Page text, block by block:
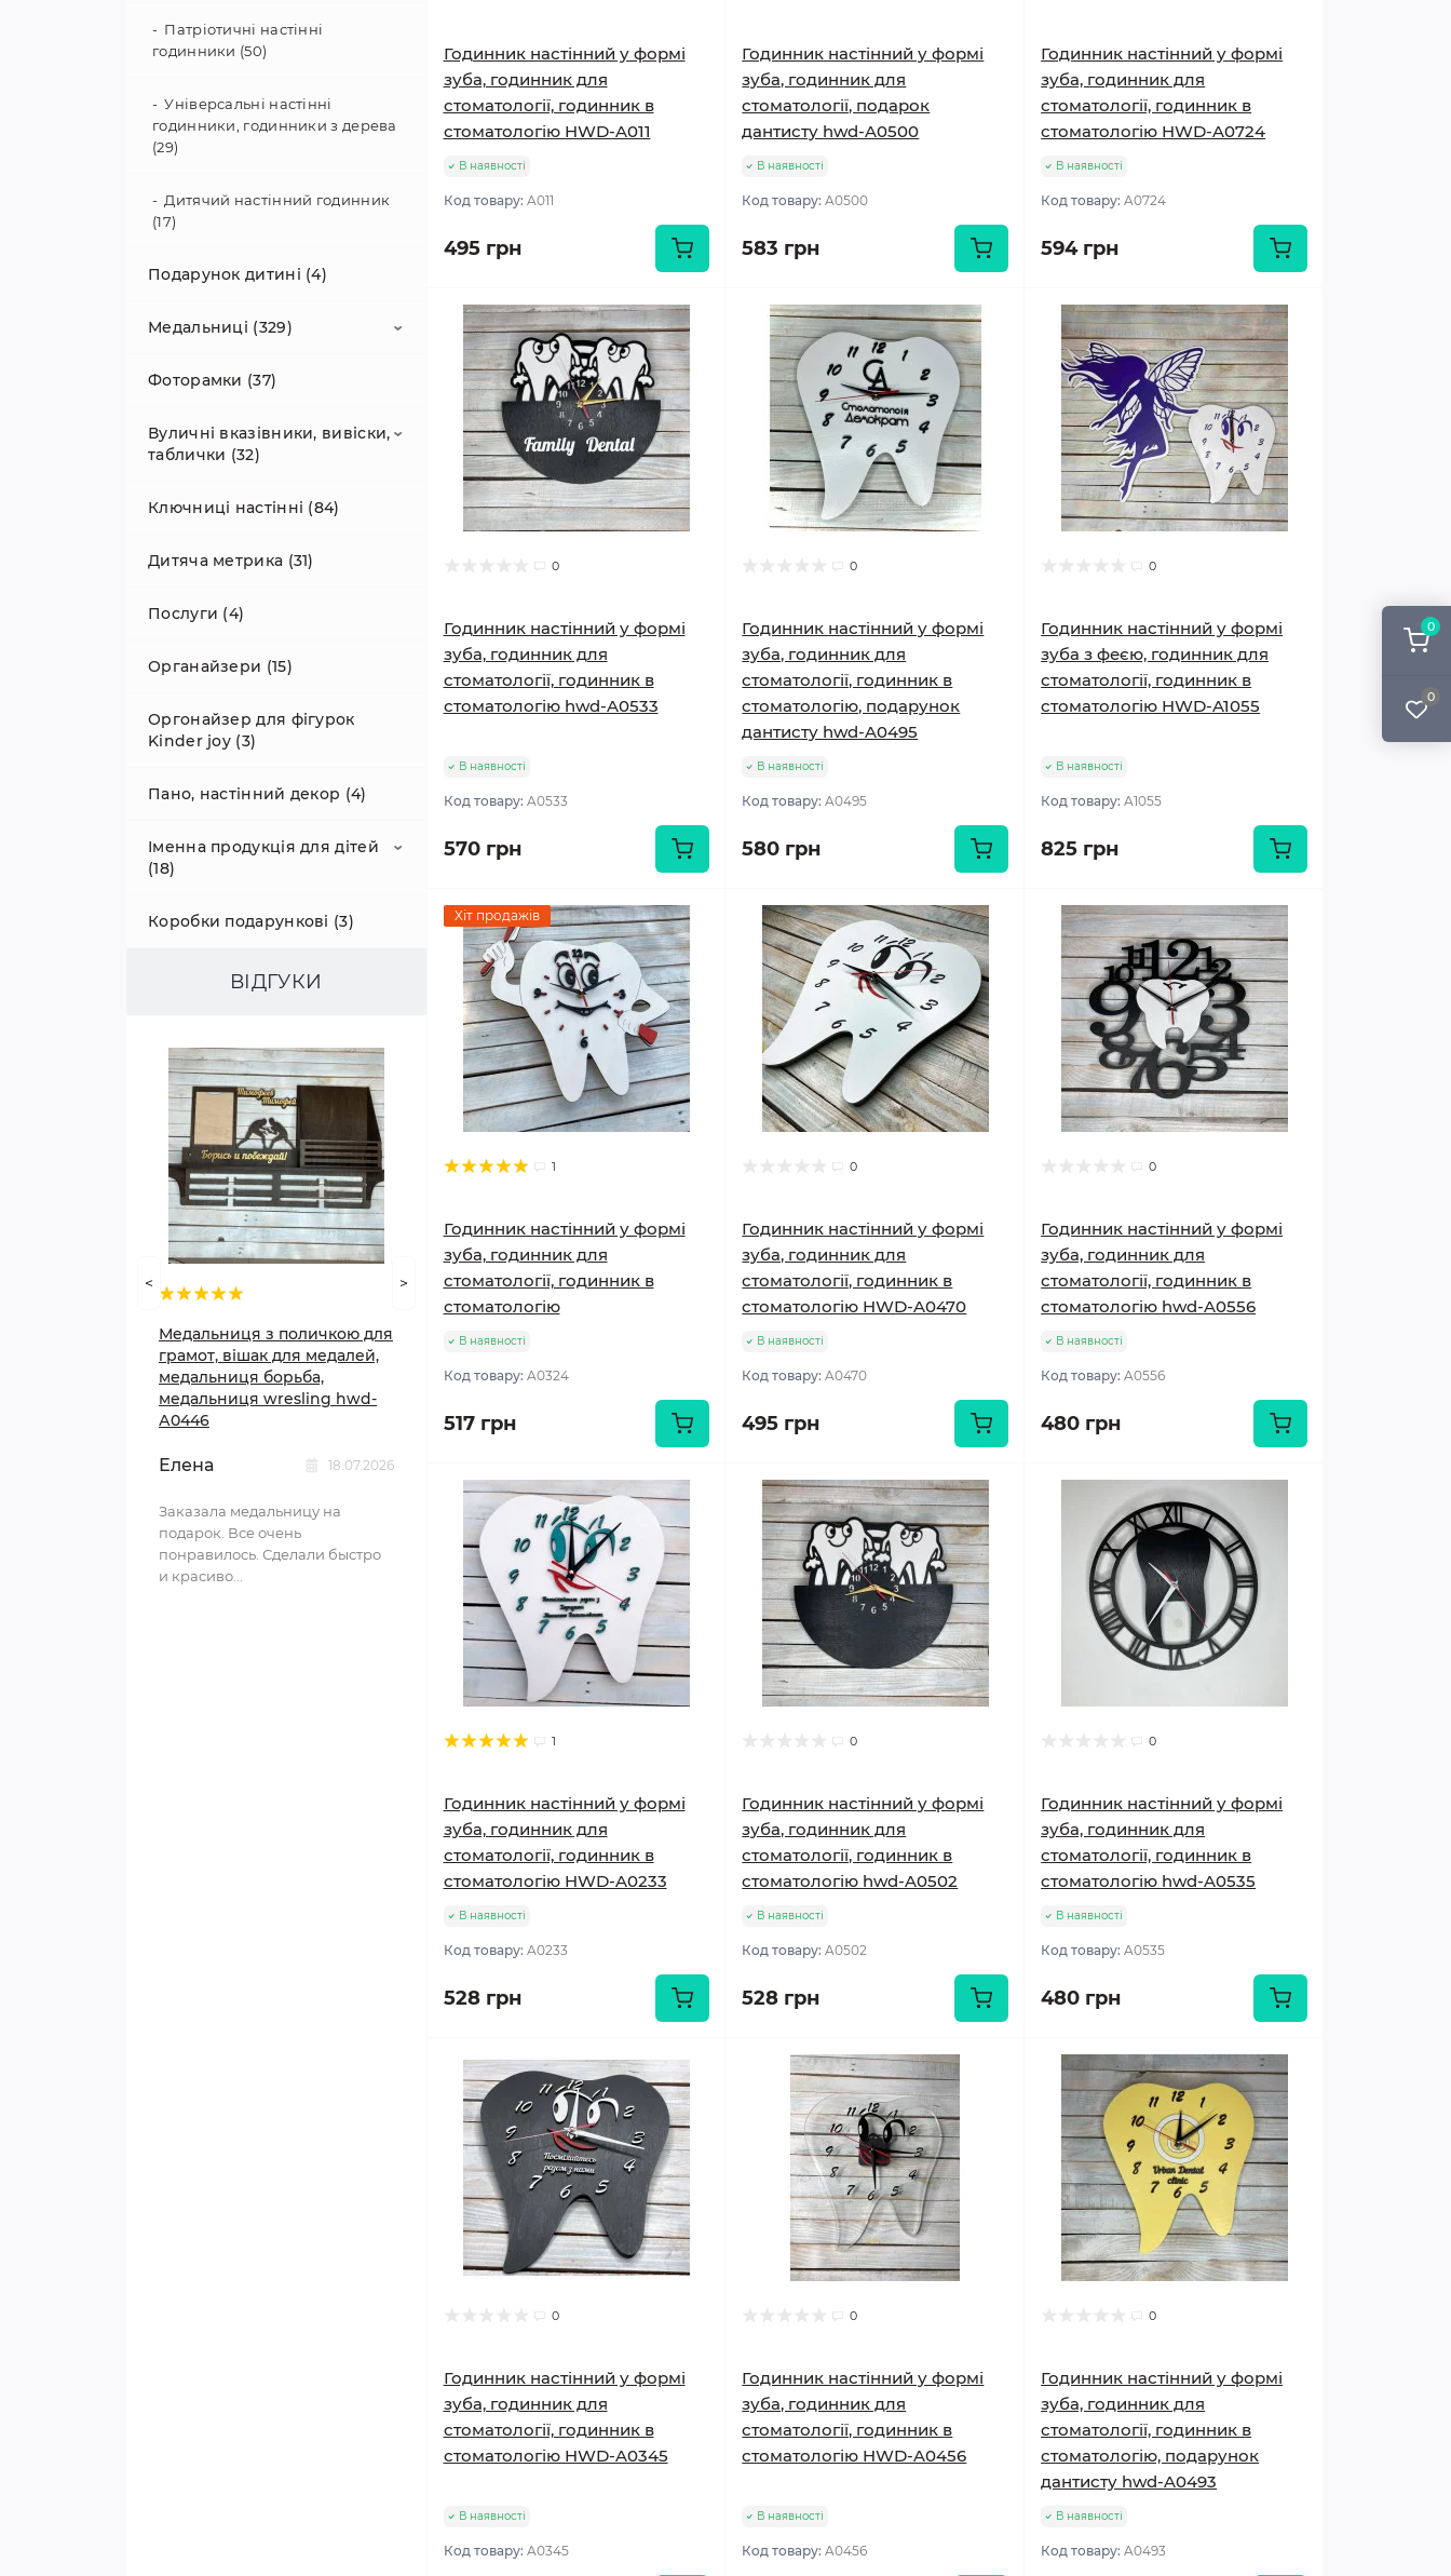
0
0
Подарунки чоловікам з дерева
– іменні та з гравіюванням |
Подарунок директору, босу
(44)
Подарунок військовому (57)
Патріотичні настінні
годинники (50)
Універсальні настінні
годинники, годинники з дерева
(29)
Дитячий настінний годинник
(17)
Подарунок дитині (4)
Медальниці (329)
Водний спорт (4)
Волейбол (5)
(100)
Універсальні медальниці (48)
Художня гімнастика (22)
Ящики для грамот (8)
Фоторамки (37)
Вуличні вказівники, вивіски,
таблички (32)
Адресні таблички, аншлаги (18)
Попереджувальні таблички на
Ключниці настінні (84)
Дитяча метрика (31)
Послуги (4)
Органайзери (15)
Оргонайзер для фігурок
Kinder joy (3)
Пано, настінний декор (4)
Іменна продукція для дітей
(18)
Іменні медалі для школи та
Іменні лінійки з дерева (10)
Коробки подарункові (3)
ВІДГУКИ
Медальниця з поличкою для
грамот, вішак для медалей,
медальниця борьба,
медальниця wresling hwd-
А0446
Елена 18.07.2026
Заказала медальницу на
подарок. Все очень
понравилось. Сделали быстро
и красиво...
< >
Годинник настінний у формі
зуба, годинник для
стоматології, годинник в
стоматологію HWD-A011
В наявності
Код товару: A011
495 грн
Годинник настінний у формі
зуба, годинник для
стоматології, подарок
дантисту hwd-A0500
В наявності
Код товару:A0500
583 грн
Годинник настінний у формі
зуба, годинник для
стоматології, годинник в
стоматологію HWD-A0724
В наявності
Код товару:A0724
594 грн
0
Годинник настінний у формі
зуба, годинник для
стоматології, годинник в
стоматологію hwd-A0533
В наявності
Код товару: A0533
570 грн
0
Годинник настінний у формі
зуба, годинник для
стоматології, годинник в
стоматологію, подарунок
дантисту hwd-A0495
В наявності
Код товару:A0495
580 грн
0
Годинник настінний у формі
зуба з феєю, годинник для
стоматології, годинник в
стоматологію HWD-A1055
В наявності
Код товару:A1055
825 грн
Хіт продажів
1
Годинник настінний у формі
зуба, годинник для
стоматології, годинник в
стоматологію
В наявності
Код товару: A0324
517 грн
0
Годинник настінний у формі
зуба, годинник для
стоматології, годинник в
стоматологію HWD-A0470
В наявності
Код товару:A0470
495 грн
0
Годинник настінний у формі
зуба, годинник для
стоматології, годинник в
стоматологію hwd-A0556
В наявності
Код товару:A0556
480 грн
1
Годинник настінний у формі
зуба, годинник для
стоматології, годинник в
стоматологію HWD-A0233
В наявності
Код товару: A0233
528 грн
0
Годинник настінний у формі
зуба, годинник для
стоматології, годинник в
стоматологію hwd-A0502
В наявності
Код товару:A0502
528 грн
0
Годинник настінний у формі
зуба, годинник для
стоматології, годинник в
стоматологію hwd-A0535
В наявності
Код товару:A0535
480 грн
0
Годинник настінний у формі
зуба, годинник для
стоматології, годинник в
стоматологію HWD-A0345
В наявності
Код товару: A0345
0
Годинник настінний у формі
зуба, годинник для
стоматології, годинник в
стоматологію HWD-A0456
В наявності
Код товару:A0456
0
Годинник настінний у формі
зуба, годинник для
стоматології, годинник в
стоматологію, подарунок
дантисту hwd-A0493
В наявності
Код товару:A0493